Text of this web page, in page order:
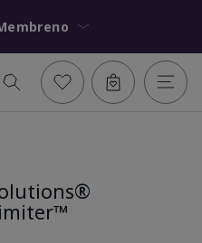
Membreno